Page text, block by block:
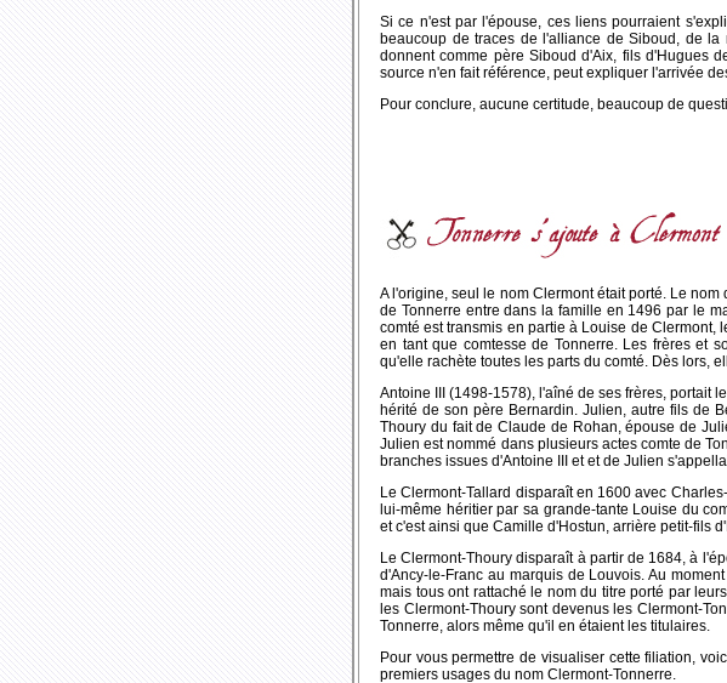
Si ce n'est par l'épouse, ces liens pourraient
beaucoup de traces de l'alliance de Siboud, de
donnent comme père Siboud d'Aix, fils d'Hugues
source n'en fait référence, peut expliquer l'arrivée
Pour conclure, aucune certitude, beaucoup de
A l'origine, seul le nom Clermont était porté. Le
de Tonnerre entre dans la famille en 1496 par le
comté est transmis en partie à Louise de Clermont,
en tant que comtesse de Tonnerre. Les frères et
qu'elle rachète toutes les parts du comté. Dès lors,
Antoine III (1498-1578), l'aîné de ses frères, portait
hérité de son père Bernardin. Julien, autre fils de
Thoury du fait de Claude de Rohan, épouse de
Julien est nommé dans plusieurs actes comte de
branches issues d'Antoine III et et de Julien
Le Clermont-Tallard disparaît en 1600 avec
lui-même héritier par sa grande-tante Louise du
et c'est ainsi que Camille d'Hostun, arrière petit-fils
Le Clermont-Thoury disparaît à partir de 1684, à
d'Ancy-le-Franc au marquis de Louvois. Au
mais tous ont rattaché le nom du titre porté par
les Clermont-Thoury sont devenus les Clermont-
Tonnerre, alors même qu'il en étaient les titulaires.
Pour vous permettre de visualiser cette filiation,
premiers usages du nom Clermont-Tonnerre.